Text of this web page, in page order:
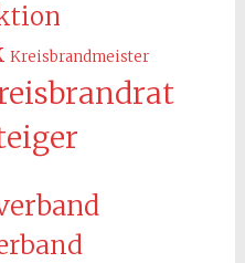
Kreisbrandmeister